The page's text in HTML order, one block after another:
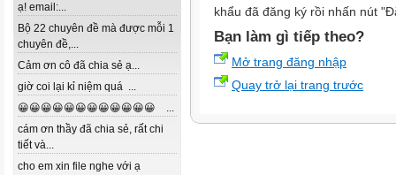
ạ! email:...
Bộ 22 chuyên đề mà được mỗi 1
chuyên đề,...
Cảm ơn cô đã chia sẻ ạ...
giờ coi lại kỉ niệm quá ...
😀😀😀😀😀😀😀😀😀😀😀😀 ...
cám ơn thầy đã chia sẻ, rất chi
tiết và...
cho em xin file nghe với ạ
khẩu đã đăng ký rồi nhấn nút
Bạn làm gì tiếp theo?
Mở trang đăng nhập
Quay trở lại trang trước